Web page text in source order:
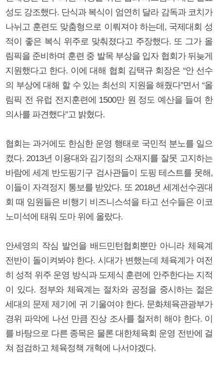
성도 강조했다. 단식과 복식이 엄연히 달라 감독과 코치가
나뉘고 훈련도 맞춤형으로 이뤄져야 하는데, 국제대회 성
적이 좋은 복식 위주로 맞춰졌다고 주장했다. 또 그가 올
림픽을 준비하며 훈련 중 발목 부상을 입자 협회가 뒤늦게
지원했다고 한다. 이에 대해 협회 김택규 회장은 “안 선수
의 부상에 대해 할 수 있는 최선의 지원을 해줬다”면서 “올
림픽 전 유럽 전지훈련에 1500만 원 정도 예산을 들여 한
의사를 파견했다”고 밝혔다.
협회는 과거에도 한심한 운영 행태로 국민적 분노를 일으
켰다. 2013년 이용대와 김기정의 소재지를 잘못 고지하는
바람에 세계 반도핑기구 검사관들이 도핑 테스트를 못해,
이들이 자격정지 통보를 받았다. 또 2018년 세계선수권대
회 때 임원들은 비행기 비즈니스석을 타고 선수들은 이코
노미석에 태워 도마 위에 올랐다.
안세영의 작심 발언을 배드민턴협회뿐만 아니라 체육계
전반이 돌이켜봐야 한다. 시대가 변했는데 체육계가 여전
히 성적 위주 운영 방식과 도제식 훈련에 안주한다는 지적
이 있다. 정부와 체육계는 절차와 공정을 중시하는 젊은
세대의 문제 제기에 귀 기울여야 한다. 문화체육관광부가
경위 파악에 나선 만큼 진상 조사를 철저히 해야 한다. 이
를 바탕으로 다른 종목은 물론 대한체육회 운영 전반에 걸
쳐 점검하고 체육정책 개혁에 나서야겠다.